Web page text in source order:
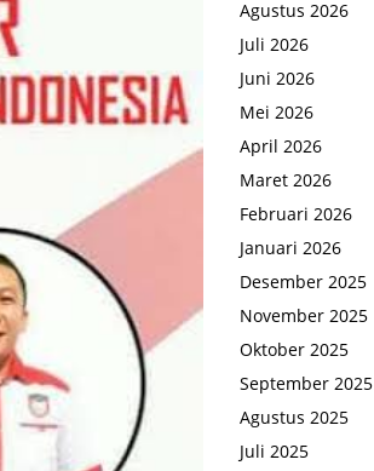
Agustus 2026
Juli 2026
Juni 2026
Mei 2026
April 2026
Maret 2026
Februari 2026
Januari 2026
Desember 2025
November 2025
Oktober 2025
September 2025
Agustus 2025
Juli 2025